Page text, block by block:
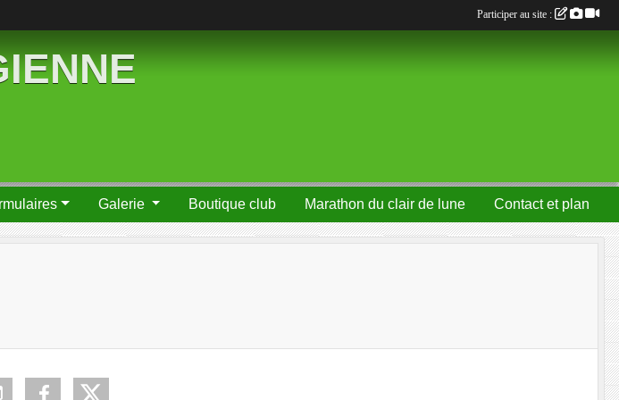
Galerie Boutique club Marathon du clair de lune Contact et plan
Participer au site :